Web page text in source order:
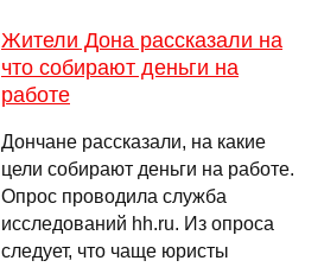
Жители Дона рассказали на
что собирают деньги на
работе
Дончане рассказали, на какие
цели собирают деньги на работе.
Опрос проводила служба
исследований hh.ru. Из опроса
следует, что чаще юристы